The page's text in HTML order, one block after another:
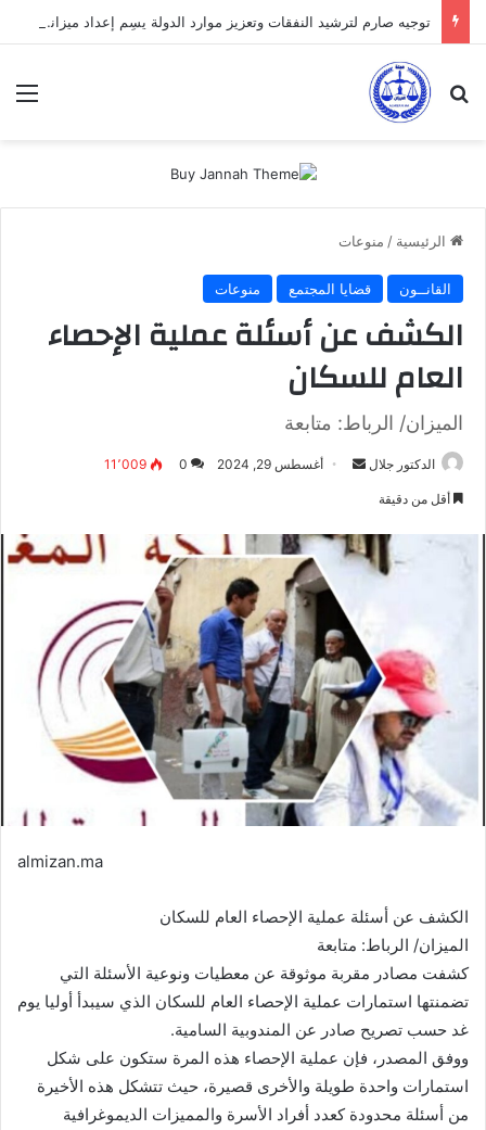
توجيه صارم لترشيد النفقات وتعزيز موارد الدولة يسِم إعداد ميزانية 2027
بحث عن
الرئيسية / منوعات
القانــون قضايا المجتمع منوعات
الكشف عن أسئلة عملية الإحصاء
العام للسكان
الميزان/ الرباط: متابعة
الدكتور جلال
أرسل أغسطس 29, 2024 0 11٬009
أقل من دقيقة
almizan.ma
الكشف عن أسئلة عملية الإحصاء العام للسكان
الميزان/ الرباط: متابعة
كشفت مصادر مقربة موثوقة عن معطيات ونوعية الأسئلة التي
تضمنتها استمارات عملية الإحصاء العام للسكان الذي سيبدأ أوليا يوم
غد حسب تصريح صادر عن المندوبية السامية.
ووفق المصدر، فإن عملية الإحصاء هذه المرة ستكون على شكل
استمارات واحدة طويلة والأخرى قصيرة، حيث تتشكل هذه الأخيرة
من أسئلة محدودة كعدد أفراد الأسرة والمميزات الديموغرافية